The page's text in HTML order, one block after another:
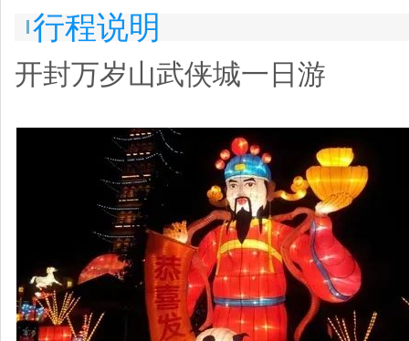
行程说明
开封万岁山武侠城一日游